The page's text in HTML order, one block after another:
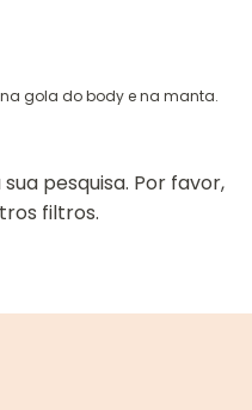
gola do body e na manta.
pesquisa. Por favor,
filtros.